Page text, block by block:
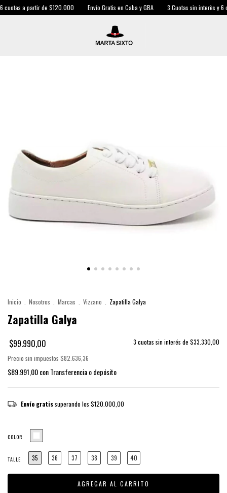
a partir de $120.000 Envío Gratis en Caba y GBA 3 Cuotas sin interès y 6
Inicio Nosotros Marcas Vizzano Zapatilla Galya
Zapatilla Galya
$99.990,00 3 cuotas sin interés de $33.330,00
Precio sin impuestos $82.636,36
$89.991,00conTransferencia o depósito
Envío gratis superando los $120.000,00
COLOR
TALLE 35 36 37 38 39 40